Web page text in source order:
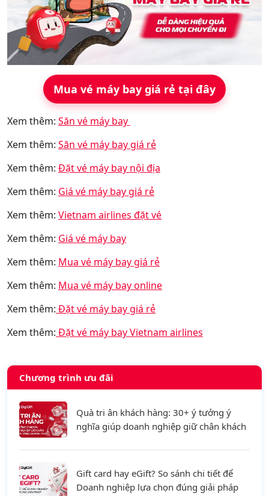
Mua vé máy bay giá rẻ tại đây
Xem thêm: Săn vé máy bay
Xem thêm: Săn vé máy bay giá rẻ
Xem thêm: Đặt vé máy bay nội địa
Xem thêm: Giá vé máy bay giá rẻ
Xem thêm: Vietnam airlines đặt vé
Xem thêm: Giá vé máy bay
Xem thêm: Mua vé máy bay giá rẻ
Xem thêm: Mua vé máy bay online
Xem thêm: Đặt vé máy bay giá rẻ
Xem thêm: Đặt vé máy bay Vietnam airlines
Chương trình ưu đãi
Quà tri ân khách hàng: 30+ ý tưởng ý
nghĩa giúp doanh nghiệp giữ chân khách
Gift card hay eGift? So sánh chi tiết để
Doanh nghiệp lựa chọn đúng giải pháp